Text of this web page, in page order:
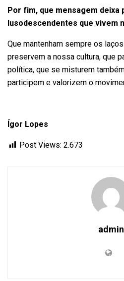
Por fim, que mensagem
lusodescendentes que vivem
Que mantenham sempre os
preservem a nossa cultura, que
política, que se misturem
participem e valorizem o
Ígor Lopes
Post Views: 2.673
admin